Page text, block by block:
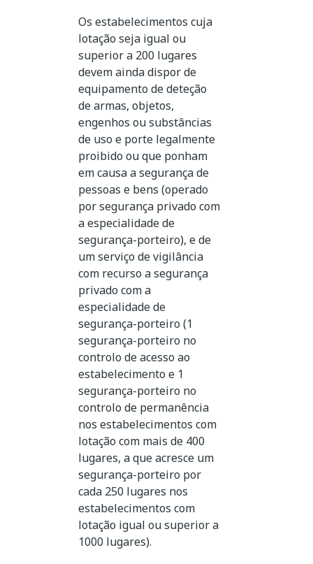
Os estabelecimentos cuja
lotação seja igual ou
superior a 200 lugares
devem ainda dispor de
equipamento de deteção
de armas, objetos,
engenhos ou substâncias
de uso e porte legalmente
proibido ou que ponham
em causa a segurança de
pessoas e bens (operado
por segurança privado com
a especialidade de
segurança-porteiro), e de
um serviço de vigilância
com recurso a segurança
privado com a
especialidade de
segurança-porteiro (1
segurança-porteiro no
controlo de acesso ao
estabelecimento e 1
segurança-porteiro no
controlo de permanência
nos estabelecimentos com
lotação com mais de 400
lugares, a que acresce um
segurança-porteiro por
cada 250 lugares nos
estabelecimentos com
lotação igual ou superior a
1000 lugares).